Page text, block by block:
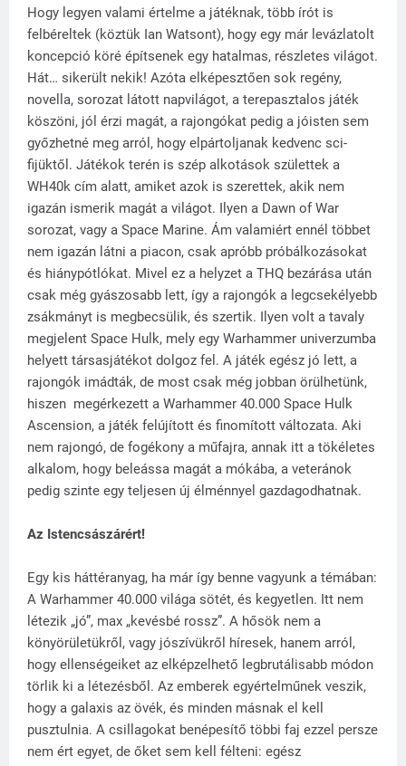
Hogy legyen valami értelme a játéknak, több írót is
felbéreltek (köztük Ian Watsont), hogy egy már levázlatolt
koncepció köré építsenek egy hatalmas, részletes világot.
Hát… sikerült nekik! Azóta elképesztően sok regény,
novella, sorozat látott napvilágot, a terepasztalos játék
köszöni, jól érzi magát, a rajongókat pedig a jóisten sem
győzhetné meg arról, hogy elpártoljanak kedvenc sci-
fijüktől. Játékok terén is szép alkotások születtek a
WH40k cím alatt, amiket azok is szerettek, akik nem
igazán ismerik magát a világot. Ilyen a Dawn of War
sorozat, vagy a Space Marine. Ám valamiért ennél többet
nem igazán látni a piacon, csak apróbb próbálkozásokat
és hiánypótlókat. Mivel ez a helyzet a THQ bezárása után
csak még gyászosabb lett, így a rajongók a legcsekélyebb
zsákmányt is megbecsülik, és szertik. Ilyen volt a tavaly
megjelent Space Hulk, mely egy Warhammer univerzumba
helyett társasjátékot dolgoz fel. A játék egész jó lett, a
rajongók imádták, de most csak még jobban örülhetünk,
hiszen megérkezett a Warhammer 40.000 Space Hulk
Ascension, a játék felújított és finomított változata. Aki
nem rajongó, de fogékony a műfajra, annak itt a tökéletes
alkalom, hogy beleássa magát a mókába, a veteránok
pedig szinte egy teljesen új élménnyel gazdagodhatnak.
Az Istencsászárért!
Egy kis háttéranyag, ha már így benne vagyunk a témában:
A Warhammer 40.000 világa sötét, és kegyetlen. Itt nem
létezik „jó”, max „kevésbé rossz”. A hősök nem a
könyörületükről, vagy jószívükről híresek, hanem arról,
hogy ellenségeiket az elképzelhető legbrutálisabb módon
törlik ki a létezésből. Az emberek egyértelműnek veszik,
hogy a galaxis az övék, és minden másnak el kell
pusztulnia. A csillagokat benépesítő többi faj ezzel persze
nem ért egyet, de őket sem kell félteni: egész